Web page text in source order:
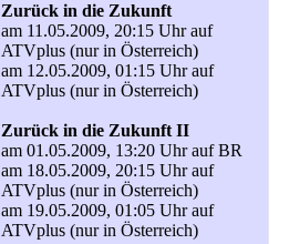
Zurück in die Zukunft
am 11.05.2009, 20:15 Uhr auf
ATVplus (nur in Österreich)
am 12.05.2009, 01:15 Uhr auf
ATVplus (nur in Österreich)
Zurück in die Zukunft II
am 01.05.2009, 13:20 Uhr auf BR
am 18.05.2009, 20:15 Uhr auf
ATVplus (nur in Österreich)
am 19.05.2009, 01:05 Uhr auf
ATVplus (nur in Österreich)